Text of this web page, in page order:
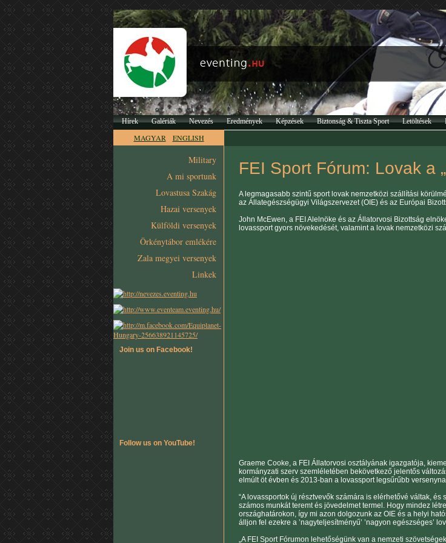
Hírek Galériák Nevezés Eredmények Képzések Biztonság & Tiszta Sport Letöltések
MAGYAR ENGLISH
Military
A mi sportunk
Lovastusa Szakág
Hazai versenyek
Külföldi versenyek
Örkénytábor emlékére
Zala megyei versenyek
Linkek
Join us on Facebook!
Follow us on YouTube!
FEI Sport Fórum: Lovak a
A legmagasabb szintű sport lovak nemzetközi szállítási
az Állategészségügyi Világszervezet (OIE) és az Európai
John McEwen, a FEI Alelnöke és az Állatorvosi Bizottság
lovassport gyors növekedését, valamint a lovak nemzetközi
Graeme Cooke, a FEI Állatorvosi osztályának igazgatója,
kormányzati szerv szemléletében bekövetkező jelentős
elmúlt öt évben és 2013-ban a lovassport legsűrűbb
“A lovassportok új résztvevők számára is elérhetővé váltak,
számos munkát teremt és jövedelmet termel. Hogy mindez
országhatárokon, így mi azon dolgozunk az OIE és a helyi
álljon fel ezekre a ’nagyteljesítményű’ ’nagyon egészséges’
„A FEI Sport Fórumon lehetőségünk van a nemzeti